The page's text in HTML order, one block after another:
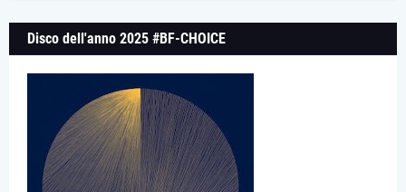
Disco dell'anno 2025 #BF-CHOICE